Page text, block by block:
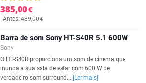
385,00€
Antes: 489,00€
Barra de som Sony HT-S40R 5.1 600W
Sony
O HT-S40R proporciona um som de cinema que
inunda a sua sala de estar com 600 W de
verdadeiro som surround...
[Ler mais]